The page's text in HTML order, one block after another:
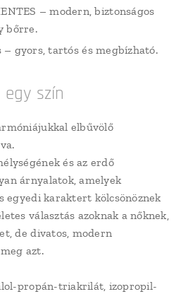
– modern, biztonságos
bőrre.
– gyors, tartós és megbízható.
szín
elbűvölő
és az erdő
árnyalatok, amelyek
egyedi karaktert kölcsönöznek
választás azoknak a nőknek,
de divatos, modern
azt.
propán-triakrilát, izopropil-